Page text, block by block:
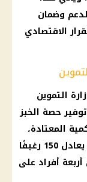
وضمان
الاقتصادي
التموين
توفيرحصة الخبز
المعتادة،
وهي خمسة أرغفة يوميًا لكل فرد، أي ما يعادل 150 رغيفًا
أفراد على